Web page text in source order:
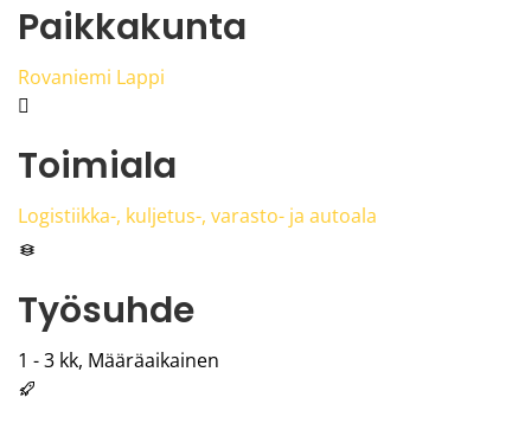
Paikkakunta
Rovaniemi Lappi
Toimiala
Logistiikka-, kuljetus-, varasto- ja autoala
Työsuhde
1 - 3 kk, Määräaikainen